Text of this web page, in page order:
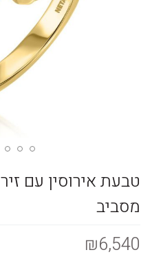
טבעת אירוסין עם
מסביב
₪6,540